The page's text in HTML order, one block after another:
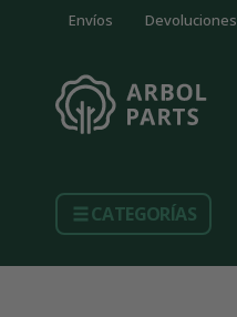
Envíos Devoluciones
CATEGORÍAS